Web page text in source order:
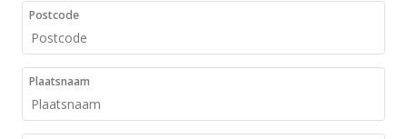
Postcode
Plaatsnaam